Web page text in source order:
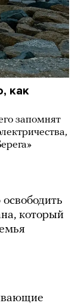
как
запомнят
который